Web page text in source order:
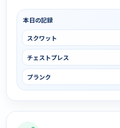
本日の記録
スクワット
チェストプレス
プランク